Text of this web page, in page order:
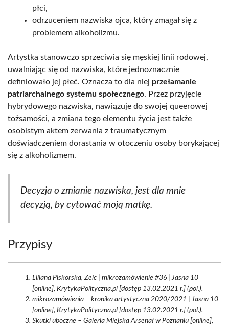
płci,
odrzuceniem nazwiska ojca, który zmagał się z
problemem alkoholizmu.
Artystka stanowczo sprzeciwia się męskiej linii rodowej,
uwalniając się od nazwiska, które jednoznacznie
definiowało jej płeć. Oznacza to dla niej przełamanie
patriarchalnego systemu społecznego. Przez przyjęcie
hybrydowego nazwiska, nawiązuje do swojej queerowej
tożsamości, a zmiana tego elementu życia jest także
osobistym aktem zerwania z traumatycznym
doświadczeniem dorastania w otoczeniu osoby borykającej
się z alkoholizmem.
Decyzja o zmianie nazwiska, jest dla mnie
decyzją, by cytować moją matkę.
Przypisy
Liliana Piskorska, Zeic | mikrozamówienie #36 | Jasna 10
[online], KrytykaPolityczna.pl [dostęp 13.02.2021 r.] (pol.).
mikrozamówienia – kronika artystyczna 2020/2021 | Jasna 10
[online], KrytykaPolityczna.pl [dostęp 13.02.2021 r.] (pol.).
Skutki uboczne – Galeria Miejska Arsenał w Poznaniu [online],